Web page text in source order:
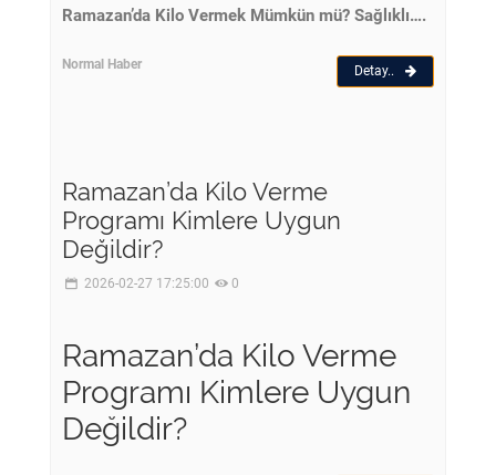
Ramazan’da Kilo Vermek Mümkün mü? Sağlıklı….
Normal Haber Detay..
Ramazan’da Kilo Verme
Programı Kimlere Uygun
Değildir?
2026-02-27 17:25:00 0
Ramazan’da Kilo Verme
Programı Kimlere Uygun
Değildir?